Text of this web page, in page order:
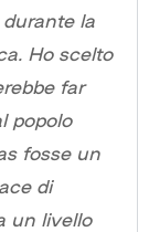
la
Ho scelto
far
popolo
fosse un
di
un livello